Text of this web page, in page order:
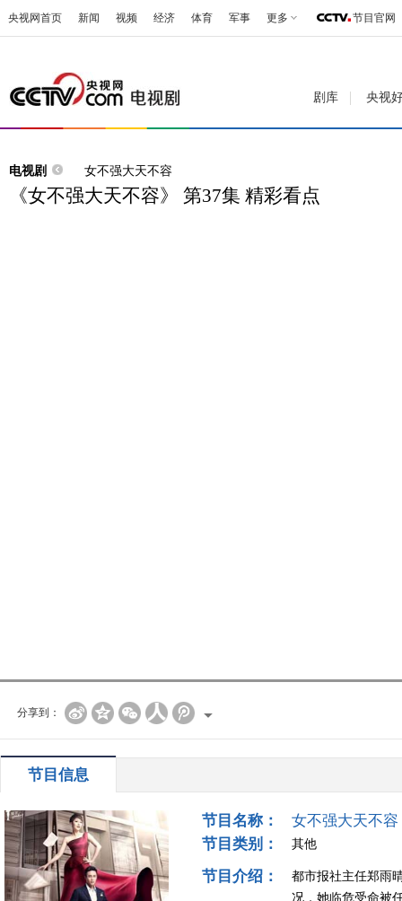
央视网首页 新闻 视频 经济 体育 军事 更多 节目官网
剧库 央视
电视剧 女不强大天不容
《女不强大天不容》 第37集 精彩看点
分享到：
节目信息
节目名称：
女不强大天不容
节目类别：
其他
节目介绍：
都市报社主任郑雨
况，她临危受命被